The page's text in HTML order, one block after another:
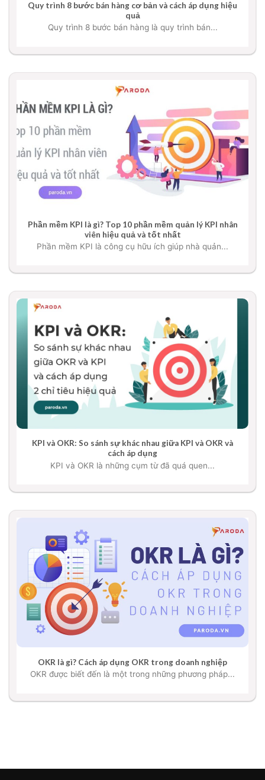
Quy trình 8 bước bán hàng cơ bản và cách áp dụng hiệu
quả
Quy trình 8 bước bán hàng là quy trình bán...
Phần mềm KPI là gì? Top 10 phần mềm quản lý KPI nhân
viên hiệu quả và tốt nhất
Phần mềm KPI là công cụ hữu ích giúp nhà quản...
KPI và OKR: So sánh sự khác nhau giữa KPI và OKR và
cách áp dụng
KPI và OKR là những cụm từ đã quá quen...
OKR là gì? Cách áp dụng OKR trong doanh nghiệp
OKR được biết đến là một trong những phương pháp...